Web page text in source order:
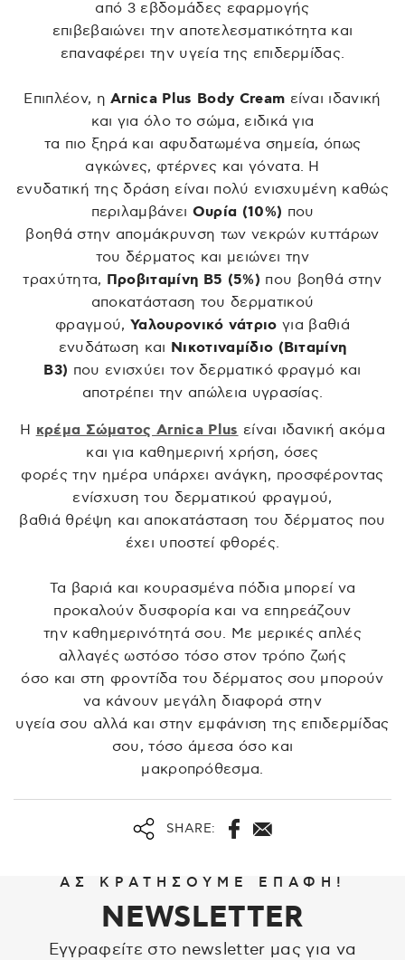
από 3 εβδομάδες εφαρμογής
επιβεβαιώνει την αποτελεσματικότητα και
επαναφέρει την υγεία της επιδερμίδας.
Επιπλέον, ηArnica Plus Body Cream είναι ιδανική
και για όλο το σώμα, ειδικά για
τα πιο ξηρά και αφυδατωμένα σημεία, όπως
αγκώνες, φτέρνες και γόνατα. Η
ενυδατική της δράση είναι πολύ ενισχυμένη καθώς
περιλαμβάνει Ουρία (10%) που
βοηθά στην απομάκρυνση των νεκρών κυττάρων
του δέρματος και μειώνει την
τραχύτητα,
Προβιταμίνη Β5 (5%) που βοηθά στην
αποκατάσταση του δερματικού
φραγμού, Υαλουρονικό νάτριογια βαθιά
ενυδάτωση και
Νικοτιναμίδιο (Βιταμίνη
Β3) που ενισχύει τον δερματικό φραγμό και
αποτρέπει την απώλεια υγρασίας.
Η κρέμα Σώματος Arnica Plus είναι ιδανική ακόμα
και για καθημερινή χρήση, όσες
φορές την ημέρα υπάρχει ανάγκη, προσφέροντας
ενίσχυση του δερματικού φραγμού,
βαθιά θρέψη και αποκατάσταση του δέρματος που
έχει υποστεί φθορές.
Τα βαριά και κουρασμένα πόδια μπορεί να
προκαλούν δυσφορία και να επηρεάζουν
την καθημερινότητά σου. Με μερικές απλές
αλλαγές ωστόσο τόσο στον τρόπο ζωής
όσο και στη φροντίδα του δέρματος σου μπορούν
να κάνουν μεγάλη διαφορά στην
υγεία σου αλλά και στην εμφάνιση της επιδερμίδας
σου, τόσο άμεσα όσο και
μακροπρόθεσμα.
SHARE:
ΑΣ ΚΡΑΤΗΣΟΥΜΕ ΕΠΑΦΗ!
NEWSLETTER
Εγγραφείτε στο newsletter μας για να